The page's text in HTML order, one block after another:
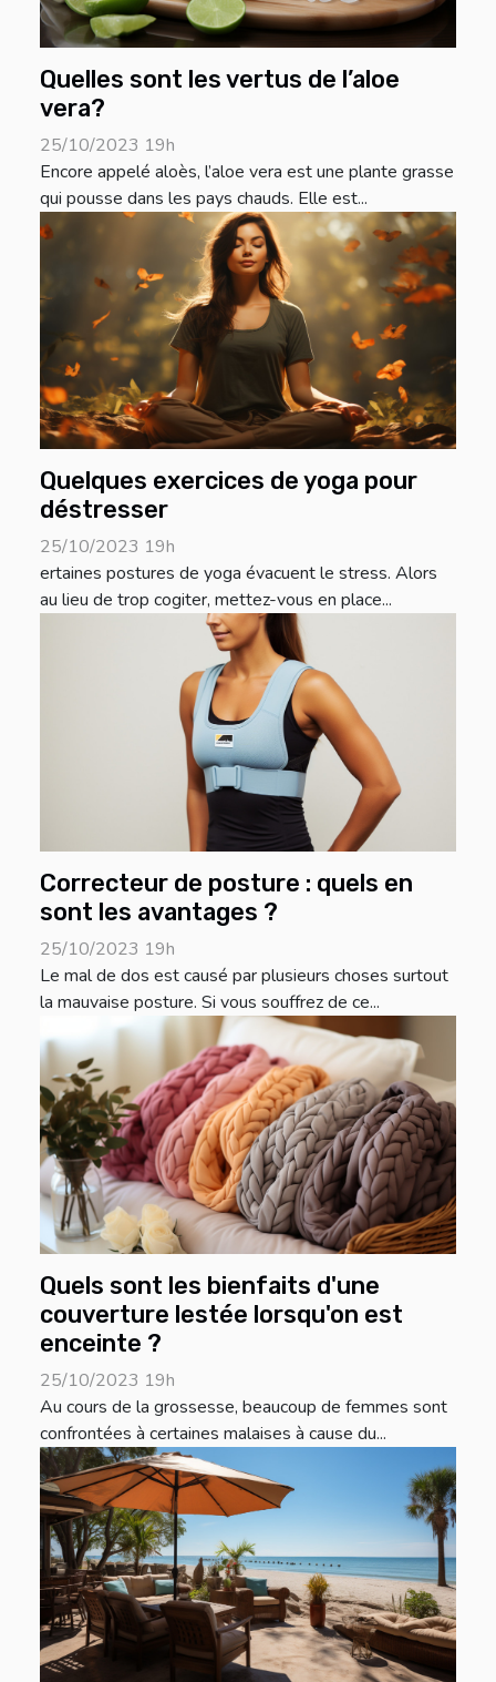
Quelles sont les vertus de l’aloe
vera?
25/10/2023 19h
Encore appelé aloès, l’aloe vera est une plante grasse
qui pousse dans les pays chauds. Elle est...
Quelques exercices de yoga pour
déstresser
25/10/2023 19h
ertaines postures de yoga évacuent le stress. Alors
au lieu de trop cogiter, mettez-vous en place...
Correcteur de posture : quels en
sont les avantages ?
25/10/2023 19h
Le mal de dos est causé par plusieurs choses surtout
la mauvaise posture. Si vous souffrez de ce...
Quels sont les bienfaits d'une
couverture lestée lorsqu'on est
enceinte ?
25/10/2023 19h
Au cours de la grossesse, beaucoup de femmes sont
confrontées à certaines malaises à cause du...